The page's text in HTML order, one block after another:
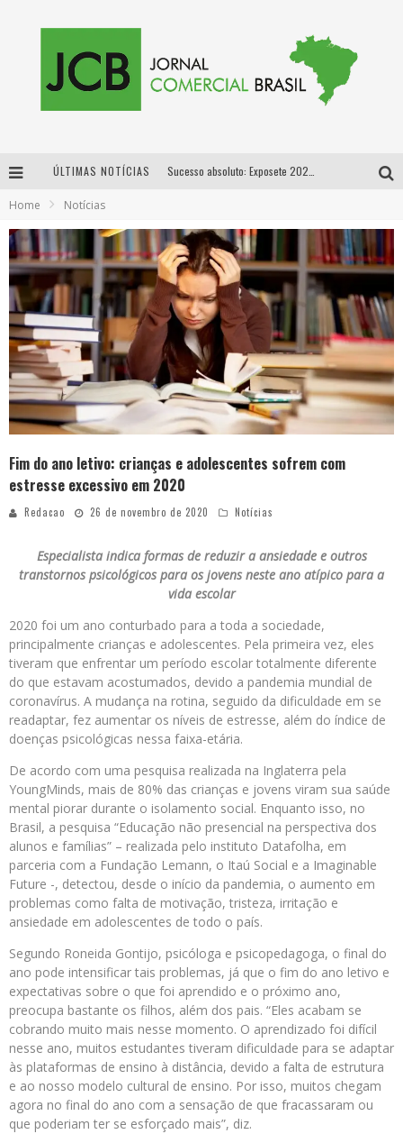
ÚLTIMAS NOTÍCIAS
Proibida anuncia retorno da Puro Malte Extra e consolida trajetória de democratização cervejeira no Brasil
Home Notícias
Fim do ano letivo: crianças e adolescentes sofrem com
estresse excessivo em 2020
Redacao 26 de novembro de 2020 Notícias
Especialista indica formas de reduzir a ansiedade e outros
transtornos psicológicos para os jovens neste ano atípico para a
vida escolar
2020 foi um ano conturbado para a toda a sociedade,
principalmente crianças e adolescentes. Pela primeira vez, eles
tiveram que enfrentar um período escolar totalmente diferente
do que estavam acostumados, devido a pandemia mundial de
coronavírus. A mudança na rotina, seguido da dificuldade em se
readaptar, fez aumentar os níveis de estresse, além do índice de
doenças psicológicas nessa faixa-etária.
De acordo com uma pesquisa realizada na Inglaterra pela
YoungMinds, mais de 80% das crianças e jovens viram sua saúde
mental piorar durante o isolamento social. Enquanto isso, no
Brasil, a pesquisa “Educação não presencial na perspectiva dos
alunos e famílias” – realizada pelo instituto Datafolha, em
parceria com a Fundação Lemann, o Itaú Social e a Imaginable
Future -, detectou, desde o início da pandemia, o aumento em
problemas como falta de motivação, tristeza, irritação e
ansiedade em adolescentes de todo o país.
Segundo Roneida Gontijo, psicóloga e psicopedagoga, o final do
ano pode intensificar tais problemas, já que o fim do ano letivo e
expectativas sobre o que foi aprendido e o próximo ano,
preocupa bastante os filhos, além dos pais. “Eles acabam se
cobrando muito mais nesse momento. O aprendizado foi difícil
nesse ano, muitos estudantes tiveram dificuldade para se adaptar
às plataformas de ensino à distância, devido a falta de estrutura
e ao nosso modelo cultural de ensino. Por isso, muitos chegam
agora no final do ano com a sensação de que fracassaram ou
que poderiam ter se esforçado mais”, diz.